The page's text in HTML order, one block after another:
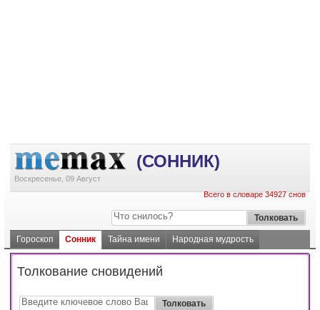
(СОННИК)
Воскресенье, 09 Август
Всего в словаре 34927 снов
Гороскоп Сонник Тайна имени Народная мудрость
Толкование сновидений